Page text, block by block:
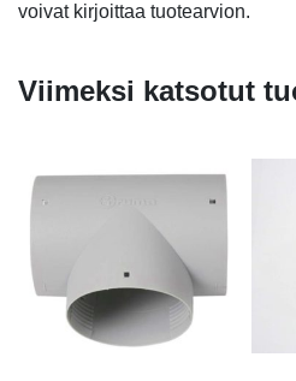
voivat kirjoittaa tuotearvion.
Viimeksi katsotut